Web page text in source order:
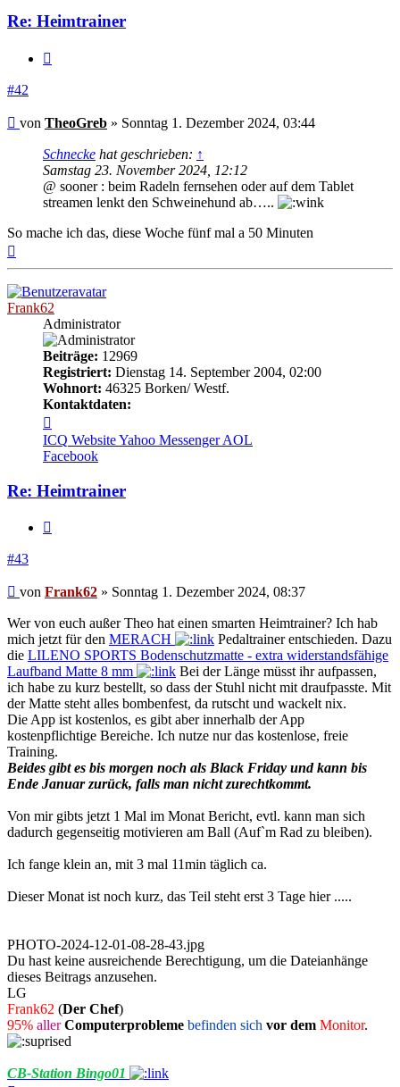
Re: Heimtrainer
#42
Beitrag
von TheoGreb » Sonntag 1. Dezember 2024, 03:44
Schnecke hat geschrieben: ↑
Samstag 23. November 2024, 12:12
@ sooner : beim Radeln fernsehen oder auf dem Tablet
streamen lenkt den Schweinehund ab…..
So mache ich das, diese Woche fünf mal a 50 Minuten
Frank62
Administrator
Beiträge: 12969
Registriert: Dienstag 14. September 2004, 02:00
Wohnort: 46325 Borken/ Westf.
Kontaktdaten:
von
Frank62
ICQ WebsiteYahoo Messenger AOL
Facebook
Re: Heimtrainer
#43
Beitrag
von Frank62 » Sonntag 1. Dezember 2024, 08:37
Wer von euch außer Theo hat einen smarten Heimtrainer? Ich hab
mich jetzt für den MERACH
Pedaltrainer entschieden. Dazu
die LILENO SPORTS Bodenschutzmatte - extra widerstandsfähige
Laufband Matte 8 mm
Bei der Länge müsst ihr aufpassen,
ich habe zu kurz bestellt, so dass der Stuhl nicht mit draufpasste. Mit
der Matte steht alles bombenfest, da rutscht und wackelt nix.
Die App ist kostenlos, es gibt aber innerhalb der App
kostenpflichtige Bereiche. Ich nutze nur das kostenlose, freie
Training.
Beides gibt es bis morgen noch als Black Friday und kann bis
Ende Januar zurück, falls man nicht zurechtkommt.
Von mir gibts jetzt 1 Mal im Monat Bericht, evtl. kann man sich
dadurch gegenseitig motivieren am Ball (Auf`m Rad zu bleiben).
Ich fange klein an, mit 3 mal 11min täglich ca.
Dieser Monat ist noch kurz, das Teil steht erst 3 Tage hier .....
PHOTO-2024-12-01-08-28-43.jpg
Du hast keine ausreichende Berechtigung, um die Dateianhänge
dieses Beitrags anzusehen.
LG
Frank62 (Der Chef)
95% aller Computerprobleme befinden sich vor dem Monitor.
CB-Station Bingo01